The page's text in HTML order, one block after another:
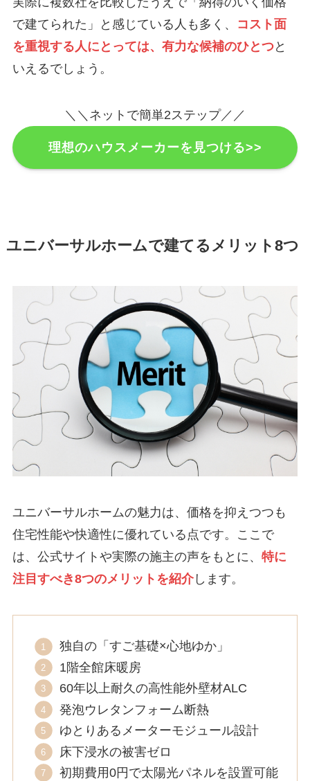
で建てられた」と感じている人も多く、
コスト面
を重視する人にとっては、有力な候補のひとつと
いえるでしょう。
＼＼ネットで簡単2ステップ／／
理想のハウスメーカーを見つける>>
ユニバーサルホームで建てるメリット8つ
ユニバーサルホームの魅力は、価格を抑えつつも
住宅性能や快適性に優れている点です。ここで
は、公式サイトや実際の施主の声をもとに、 特に
注目すべき8つのメリットを紹介します。
独自の「すご基礎×心地ゆか」
1階全館床暖房
60年以上耐久の高性能外壁材ALC
発泡ウレタンフォーム断熱
ゆとりあるメーターモジュール設計
床下浸水の被害ゼロ
初期費用0円で太陽光パネルを設置可能